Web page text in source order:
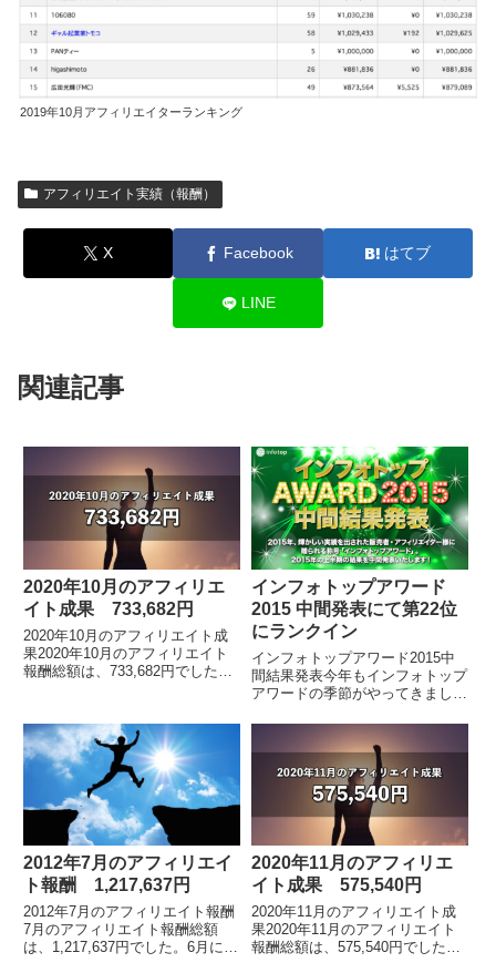
2019年10月アフィリエイターランキング
アフィリエイト実績（報酬）
X Facebook はてブ
LINE
関連記事
2020年10月のアフィリエ
イト成果 733,682円
2020年10月のアフィリエイト成
果2020年10月のアフィリエイト
報酬総額は、733,682円でした。
が変わりました。アフィリエイト
報...
インフォトップアワード
2015 中間発表にて第22位
にランクイン
インフォトップアワード2015中
間結果発表今年もインフォトップ
アワードの季節がやってきまし
AWARD2015中間結果発表アフィ
リエイトビジネスに対する情熱が
若干下がり気味のため、以...
2012年7月のアフィリエイ
ト報酬 1,217,637円
2012年7月のアフィリエイト報酬
7月のアフィリエイト報酬総額
は、1,217,637円でした。6月に続
2020年11月のアフィリエ
イト成果 575,540円
2020年11月のアフィリエイト成
果2020年11月のアフィリエイト
報酬総額は、575,540円でした。